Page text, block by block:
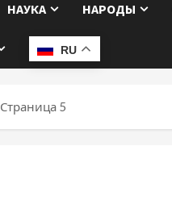
НАУКА НАРОДЫ
RU
Страница 5